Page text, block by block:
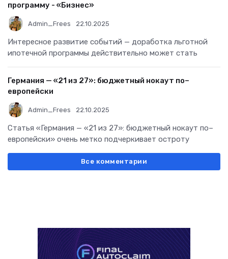
программу - «Бизнес»
Admin_Frees 22.10.2025
Интересное развитие событий — доработка льготной
ипотечной программы действительно может стать
Германия — «21 из 27»: бюджетный нокаут по–
европейски
Admin_Frees 22.10.2025
Статья «Германия — «21 из 27»: бюджетный нокаут по–
европейски» очень метко подчеркивает остроту
Все комментарии